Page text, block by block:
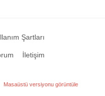
Şartları
İletişim
Masaüstü versiyonu görüntüle